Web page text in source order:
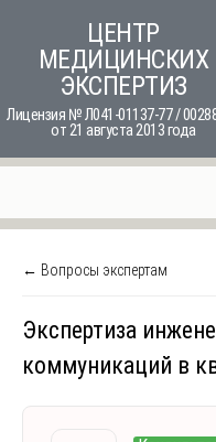
content
ЦЕНТР
МЕДИЦИНСКИХ
ЭКСПЕРТИЗ
Лицензия № Л041-01137-77 /
от 21 августа 2013 года
← Вопросы экспертам
Экспертиза
коммуникаций в